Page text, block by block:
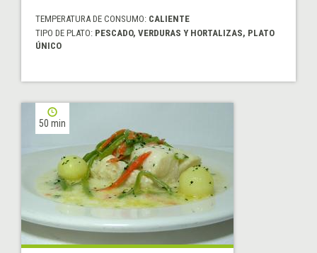
TEMPERATURA DE CONSUMO: CALIENTE
TIPO DE PLATO: PESCADO, VERDURAS Y HORTALIZAS, PLATO
ÚNICO
50 min